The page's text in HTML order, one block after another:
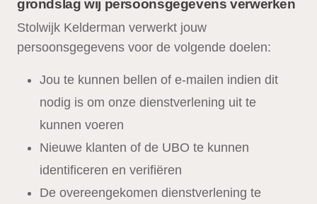
grondslag wij persoonsgegevens verwerken
Stolwijk Kelderman verwerkt jouw
persoonsgegevens voor de volgende doelen:
Jou te kunnen bellen of e-mailen indien dit
nodig is om onze dienstverlening uit te
kunnen voeren
Nieuwe klanten of de UBO te kunnen
identificeren en verifiëren
De overeengekomen dienstverlening te